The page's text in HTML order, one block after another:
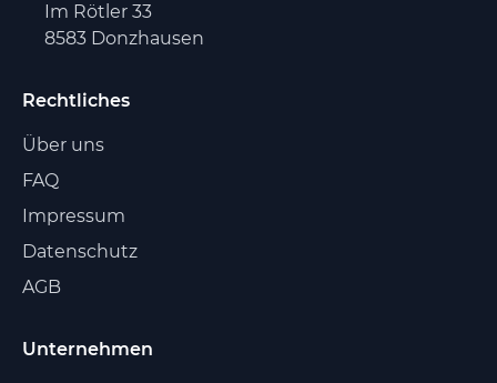
Im Rötler 33
8583 Donzhausen
Rechtliches
Über uns
FAQ
Impressum
Datenschutz
AGB
Unternehmen